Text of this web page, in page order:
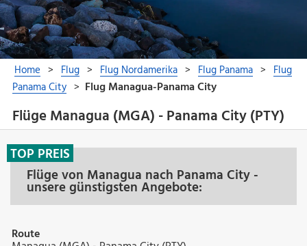
Flüge Managua (MGA) - Panama City (PTY)
Flüge von Managua nach Panama City -
unsere günstigsten Angebote:
TOP PREIS
Route